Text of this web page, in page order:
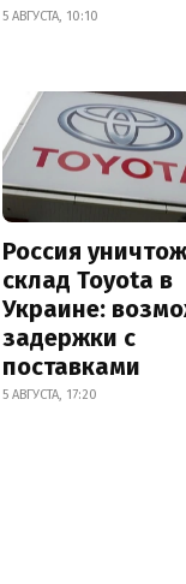
5 АВГУСТА, 10:10
Россия
склад Toyota в
Украине:
задержки с
поставками
5 АВГУСТА, 17:20